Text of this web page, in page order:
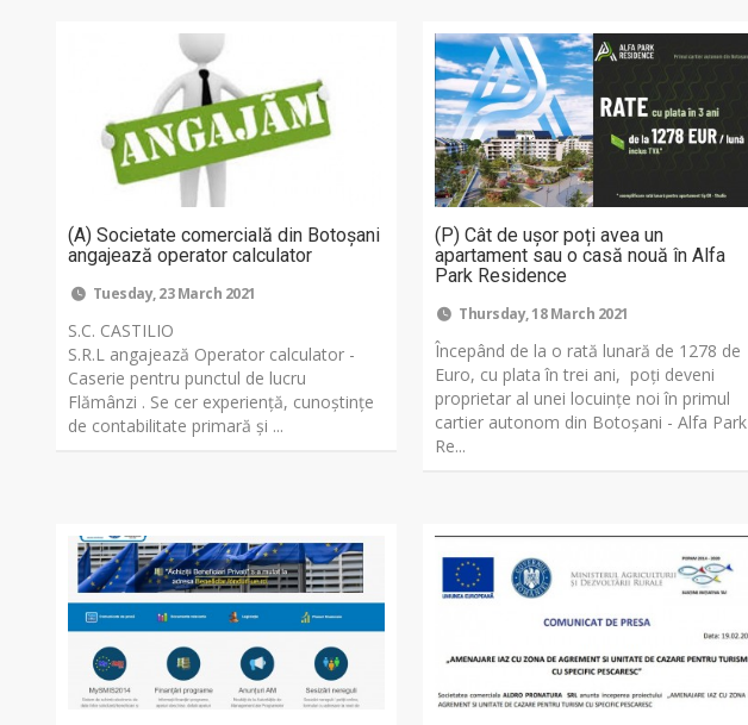
(A) Societate comercială din Botoșani
angajează operator calculator
Tuesday, 23 March 2021
S.C. CASTILIO
S.R.L angajează Operator calculator -
Caserie pentru punctul de lucru
Flămânzi . Se cer experiență, cunoștințe
de contabilitate primară și ...
(P) Cât de ușor poți avea un
apartament sau o casă nouă în Alfa
Park Residence
Thursday, 18 March 2021
Începând de la o rată lunară de 1278 de
Euro, cu plata în trei ani, poți deveni
proprietar al unei locuințe noi în primul
cartier autonom din Botoșani - Alfa Park
Re...